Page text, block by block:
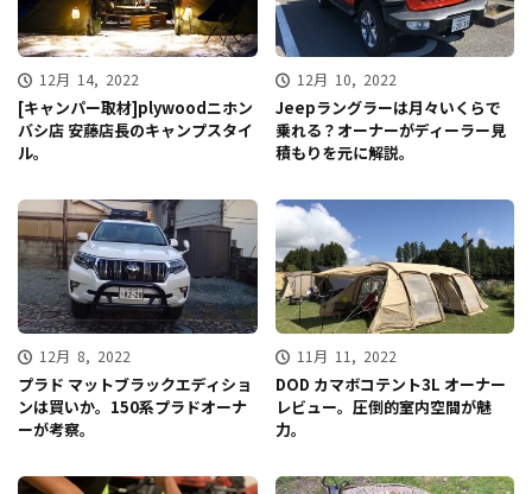
12月 14, 2022
[キャンパー取材]plywoodニホン
バシ店 安藤店長のキャンプスタイ
ル。
12月 10, 2022
Jeepラングラーは月々いくらで
乗れる？オーナーがディーラー見
積もりを元に解説。
12月 8, 2022
プラド マットブラックエディショ
ンは買いか。150系プラドオーナ
ーが考察。
11月 11, 2022
DOD カマボコテント3L オーナー
レビュー。圧倒的室内空間が魅
力。